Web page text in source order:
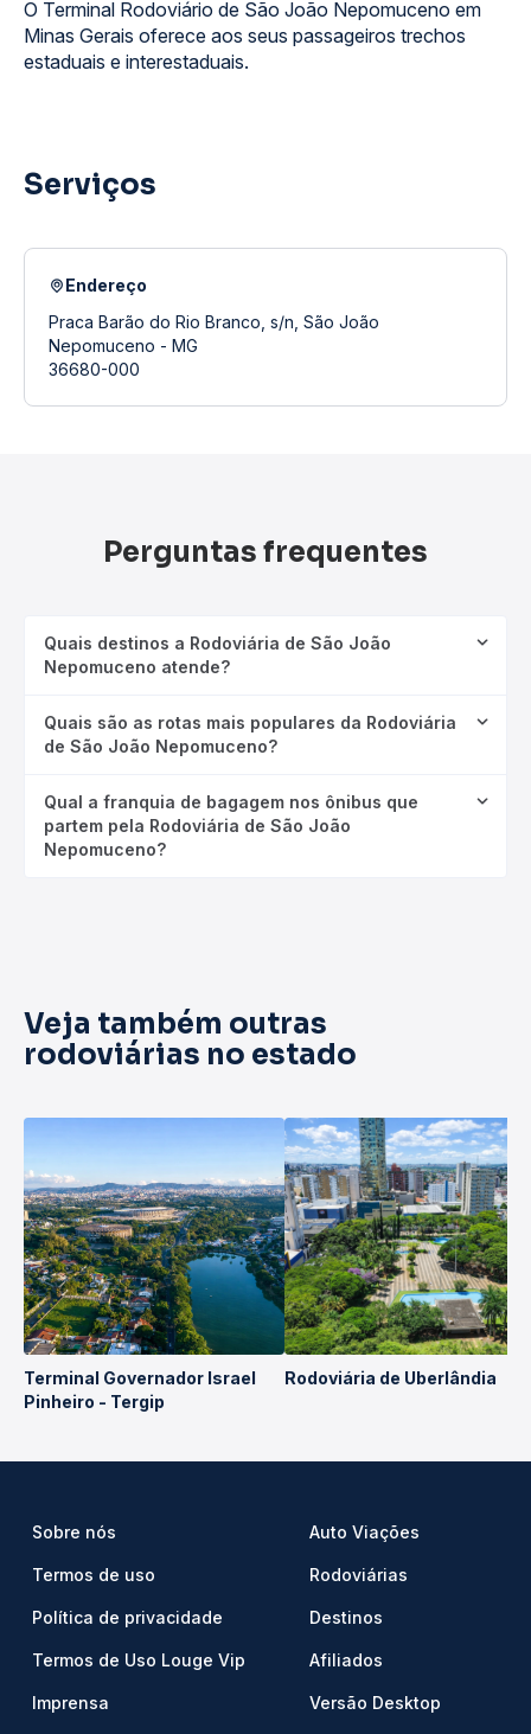
O Terminal Rodoviário de São João Nepomuceno em
Minas Gerais oferece aos seus passageiros trechos
estaduais e interestaduais.
Serviços
Endereço
Praca Barão do Rio Branco, s/n, São João
Nepomuceno - MG
36680-000
Perguntas frequentes
Quais destinos a Rodoviária de São João
Nepomuceno atende?
Quais são as rotas mais populares da Rodoviária
de São João Nepomuceno?
Qual a franquia de bagagem nos ônibus que
partem pela Rodoviária de São João
Nepomuceno?
Veja também outras
rodoviárias no estado
Terminal Governador Israel
Pinheiro - Tergip
Rodoviária de Uberlândia
Sobre nós
Termos de uso
Política de privacidade
Termos de Uso Louge Vip
Imprensa
Auto Viações
Rodoviárias
Destinos
Afiliados
Versão Desktop